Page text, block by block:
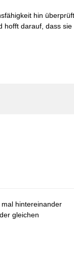
hin überprüft.
darauf, dass
hintereinander
gleichen